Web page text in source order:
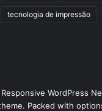
tecnologia de impressão
WordPress
Packed with